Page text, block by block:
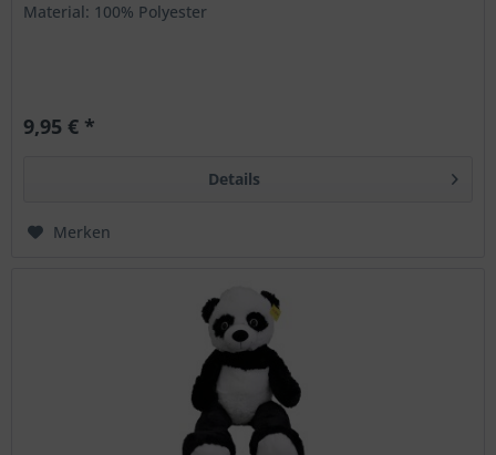
Material: 100% Polyester
9,95 € *
Details
Merken